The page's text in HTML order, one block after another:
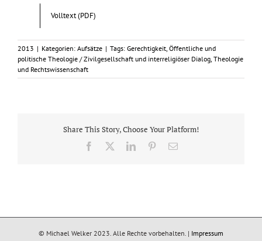
Volltext (PDF)
2013 | Kategorien: Aufsätze | Tags: Gerechtigkeit, Öffentliche und
politische Theologie / Zivilgesellschaft und interreligiöser Dialog, Theologie
und Rechtswissenschaft
Share This Story, Choose Your Platform!
Facebook LinkedInPinterest
E-
© Michael Welker 2023. Alle Rechte vorbehalten. | Impressum